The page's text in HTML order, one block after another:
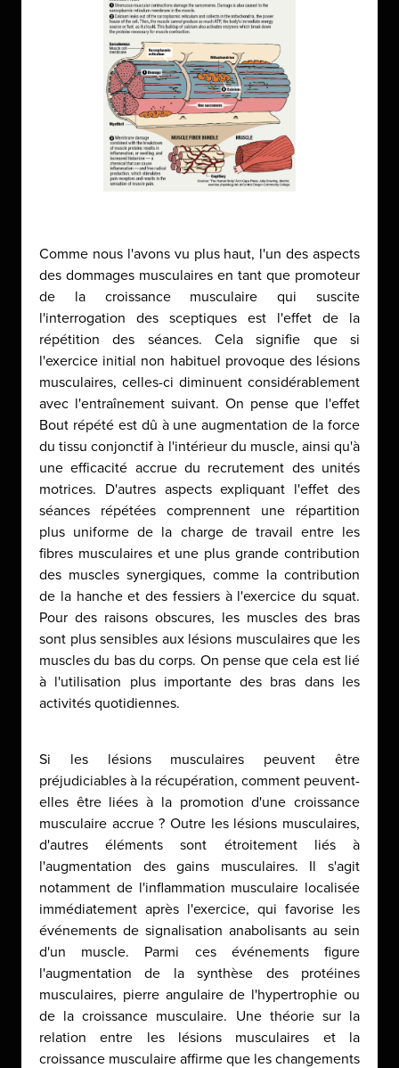
Comme nous l'avons vu plus haut, l'un des aspects
des dommages musculaires en tant que promoteur
de la croissance musculaire qui suscite
l'interrogation des sceptiques est l'effet de la
répétition des séances. Cela signifie que si
l'exercice initial non habituel provoque des lésions
musculaires, celles-ci diminuent considérablement
avec l'entraînement suivant. On pense que l'effet
Bout répété est dû à une augmentation de la force
du tissu conjonctif à l'intérieur du muscle, ainsi qu'à
une efficacité accrue du recrutement des unités
motrices. D'autres aspects expliquant l'effet des
séances répétées comprennent une répartition
plus uniforme de la charge de travail entre les
fibres musculaires et une plus grande contribution
des muscles synergiques, comme la contribution
de la hanche et des fessiers à l'exercice du squat.
Pour des raisons obscures, les muscles des bras
sont plus sensibles aux lésions musculaires que les
muscles du bas du corps. On pense que cela est lié
à l'utilisation plus importante des bras dans les
activités quotidiennes.
Si les lésions musculaires peuvent être
préjudiciables à la récupération, comment peuvent-
elles être liées à la promotion d'une croissance
musculaire accrue ? Outre les lésions musculaires,
d'autres éléments sont étroitement liés à
l'augmentation des gains musculaires. Il s'agit
notamment de l'inflammation musculaire localisée
immédiatement après l'exercice, qui favorise les
événements de signalisation anabolisants au sein
d'un muscle. Parmi ces événements figure
l'augmentation de la synthèse des protéines
musculaires, pierre angulaire de l'hypertrophie ou
de la croissance musculaire. Une théorie sur la
relation entre les lésions musculaires et la
croissance musculaire affirme que les changements